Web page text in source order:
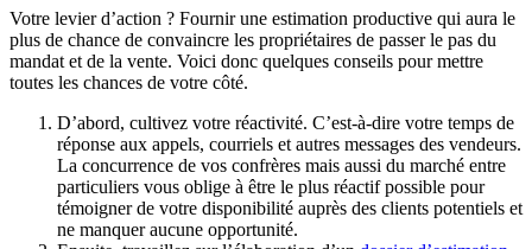
Votre levier d’action ? Fournir une estimation productive qui aura le
plus de chance de convaincre les propriétaires de passer le pas du
mandat et de la vente. Voici donc quelques conseils pour mettre
toutes les chances de votre côté.
D’abord, cultivez votre réactivité. C’est-à-dire votre temps de
réponse aux appels, courriels et autres messages des vendeurs.
La concurrence de vos confrères mais aussi du marché entre
particuliers vous oblige à être le plus réactif possible pour
témoigner de votre disponibilité auprès des clients potentiels et
ne manquer aucune opportunité.